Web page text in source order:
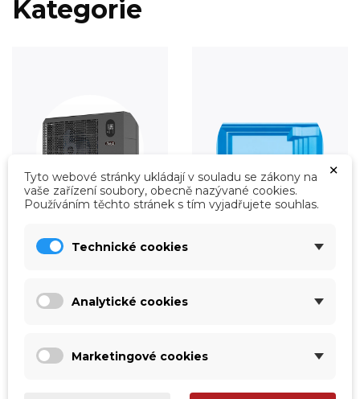
Kategorie
Vytápění
×
Tyto webové stránky ukládají v souladu se zákony na
vaše zařízení soubory, obecně nazývané cookies.
Používáním těchto stránek s tím vyjadřujete souhlas.
Technické cookies
Analytické cookies
Marketingové cookies